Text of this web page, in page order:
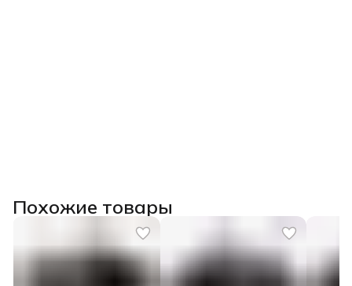
Похожие товары